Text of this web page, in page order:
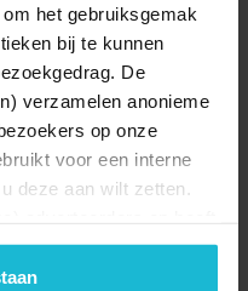
het gebruiksgemak
bij te kunnen
De
verzamelen anonieme
op onze
voor een interne
deze aan wilt zetten.
kunt deze cookies via
of weigeren.
in het dorp weer